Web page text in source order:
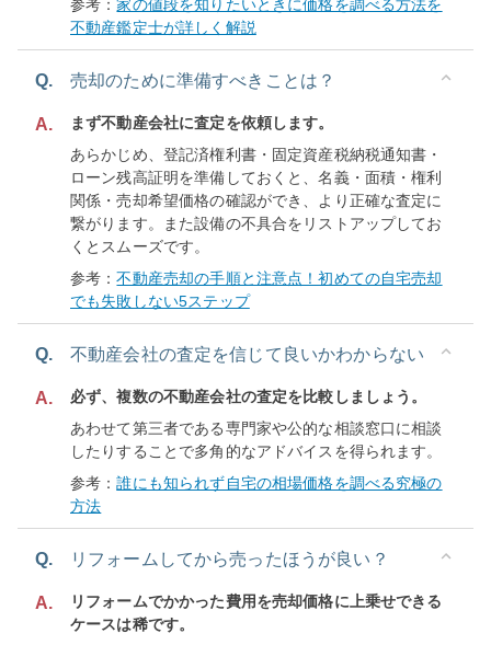
参考：家の値段を知りたいときに価格を調べる方法を
不動産鑑定士が詳しく解説
Q. 売却のために準備すべきことは？
A.
まず不動産会社に査定を依頼します。
あらかじめ、登記済権利書・固定資産税納税通知書・
ローン残高証明を準備しておくと、名義・面積・権利
関係・売却希望価格の確認ができ、より正確な査定に
繋がります。また設備の不具合をリストアップしてお
くとスムーズです。
参考：不動産売却の手順と注意点！初めての自宅売却
でも失敗しない5ステップ
Q. 不動産会社の査定を信じて良いかわからない
A.
必ず、複数の不動産会社の査定を比較しましょう。
あわせて第三者である専門家や公的な相談窓口に相談
したりすることで多角的なアドバイスを得られます。
参考：誰にも知られず自宅の相場価格を調べる究極の
方法
Q. リフォームしてから売ったほうが良い？
A.
リフォームでかかった費用を売却価格に上乗せできる
ケースは稀です。